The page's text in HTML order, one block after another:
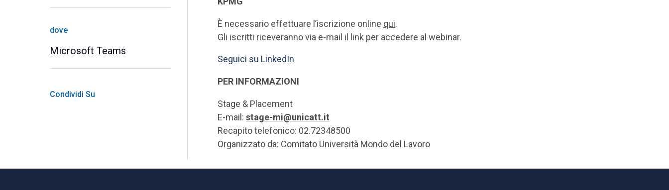
dove
Microsoft Teams
Condividi Su
È necessario effettuare l’iscrizione online qui.
Gli iscritti riceveranno via e-mail il link per accedere al webinar.
Seguici su LinkedIn
PER INFORMAZIONI
Stage & Placement
E-mail: stage-mi@unicatt.it
Recapito telefonico: 02.72348500
Organizzato da: Comitato Università Mondo del Lavoro